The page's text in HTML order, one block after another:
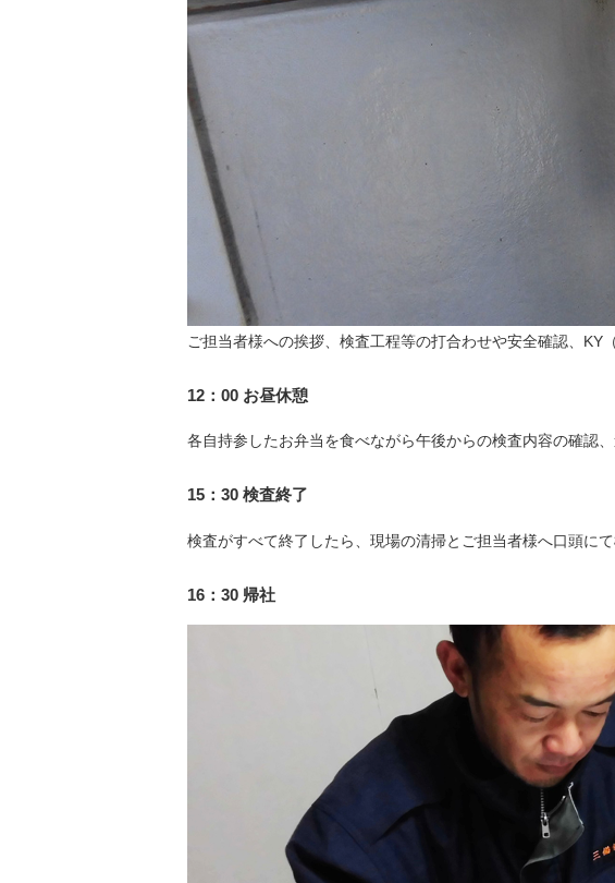
ご担当者様への挨拶、検査工程等の打合わせや安全確認、KY
12：00 お昼休憩
各自持参したお弁当を食べながら午後からの検査内容の確認、
15：30 検査終了
検査がすべて終了したら、現場の清掃とご担当者様へ口頭に
16：30 帰社